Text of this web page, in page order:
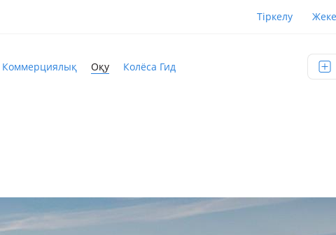
Тіркелу
Коммерциялық Оқу Колёса Гид